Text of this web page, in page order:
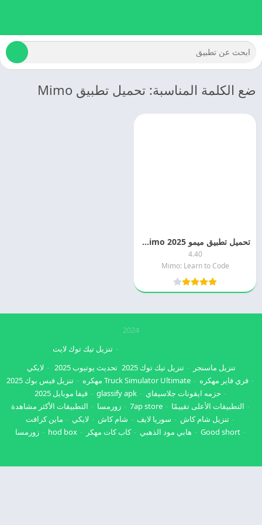
ضع الكلمة المناسبة: تحميل تطبيق Mimo
تحميل تطبيق ميمو 2025 Mimo اخر اصدار مجانا
4.40
Mimo: Learn to Code
2024
تنزيل ماسنجر تنزيل تيك توك 2025
تنزيل تيك توك لايت
تحديث يوتيوب 2025
لايكي
فري فاير مهكره
Truck Simulator Ultimate مهكره
تنزيل فيس بوك 2025
حزمه ايقونات جلاسيفاي
glassify apk
فيفا موبايل 2025
التطبيقات الأعلى تقييمًا
7ap store زورمسا
التطبيقات الأكثر مشاهدة
تنزيل شام كاش
سوريا لايف شام كاش لايكي
ماين كرافت
Good short
هابي مود الذهبي كاب كات مهكر hod box زورمسا